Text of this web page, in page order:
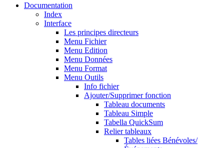
Documentation
Index
Interface
Les principes directeurs
Menu Fichier
Menu Edition
Menu Données
Menu Format
Menu Outils
Info fichier
Ajouter/Supprimer fonction
Tableau documents
Tableau Simple
Tabella QuickSum
Relier tableaux
Tables liées Bénévoles/